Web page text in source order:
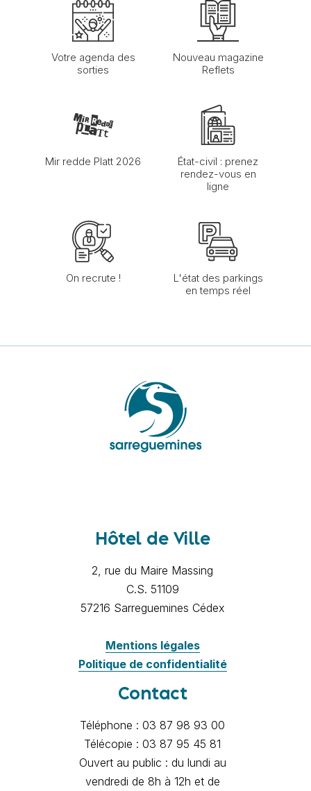
Votre agenda des
sorties
Nouveau magazine
Reflets
Mir redde Platt 2026
État-civil : prenez
rendez-vous en
ligne
On recrute !
L'état des parkings
en temps réel
Hôtel de Ville
2, rue du Maire Massing
C.S. 51109
57216 Sarreguemines Cédex
Mentions légales
Politique de confidentialité
Contact
Téléphone : 03 87 98 93 00
Télécopie : 03 87 95 45 81
Ouvert au public : du lundi au
vendredi de 8h à 12h et de